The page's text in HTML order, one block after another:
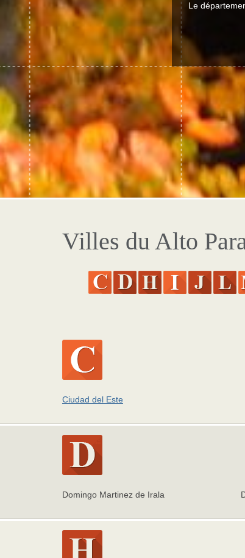
Le
Villes du Alto
Ciudad del Este
Domingo Martinez de Irala